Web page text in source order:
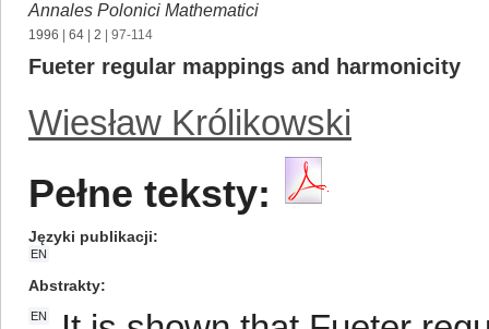
Annales Polonici Mathematici
1996 64 2 | 97-114
Fueter regular mappings and harmonicity
Wiesław Królikowski
Pełne teksty:
Języki publikacji
EN
Abstrakty
EN